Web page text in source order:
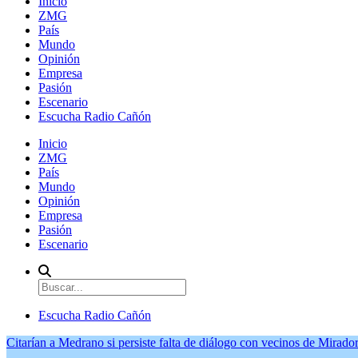
ZMG
País
Mundo
Opinión
Empresa
Pasión
Escenario
Escucha Radio Cañón
Inicio
ZMG
País
Mundo
Opinión
Empresa
Pasión
Escenario
Escucha Radio Cañón
Citarían a Medrano si persiste falta de diálogo con vecinos de